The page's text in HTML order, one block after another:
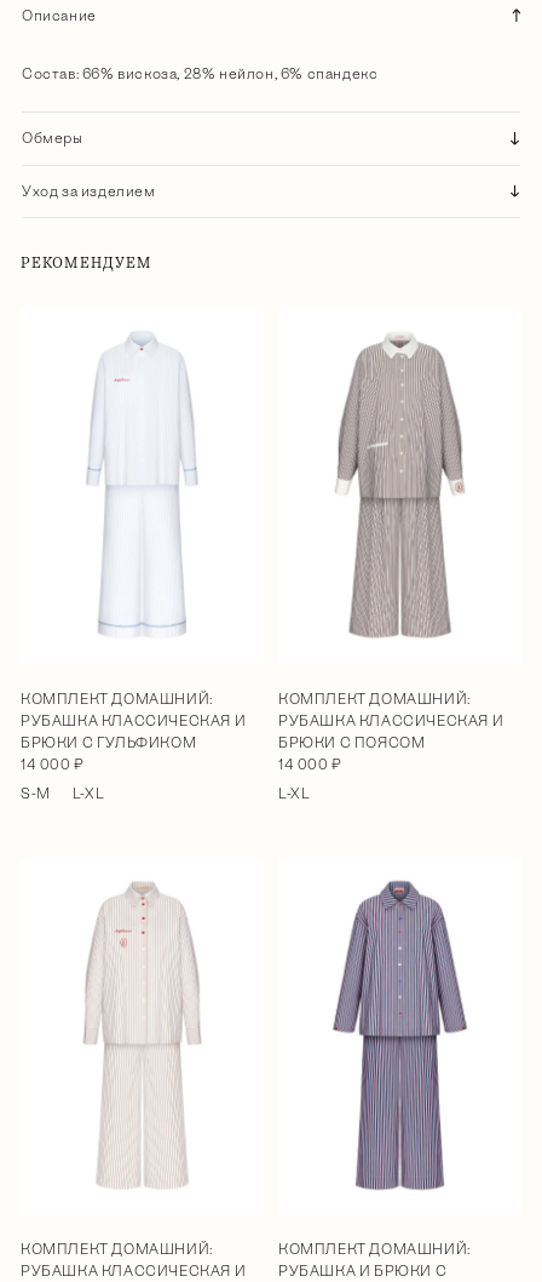
Описание
Состав: 66% вискоза, 28% нейлон, 6% спандекс
Обмеры
Уход за изделием
РЕКОМЕНДУЕМ
КОМПЛЕКТ ДОМАШНИЙ:
РУБАШКА КЛАССИЧЕСКАЯ И
БРЮКИ С ГУЛЬФИКОМ
14 000 ₽
S-M
L-XL
КОМПЛЕКТ ДОМАШНИЙ:
РУБАШКА КЛАССИЧЕСКАЯ И
БРЮКИ С ПОЯСОМ
14 000 ₽
L-XL
КОМПЛЕКТ ДОМАШНИЙ:
РУБАШКА КЛАССИЧЕСКАЯ И
КОМПЛЕКТ ДОМАШНИЙ:
РУБАШКА И БРЮКИ С